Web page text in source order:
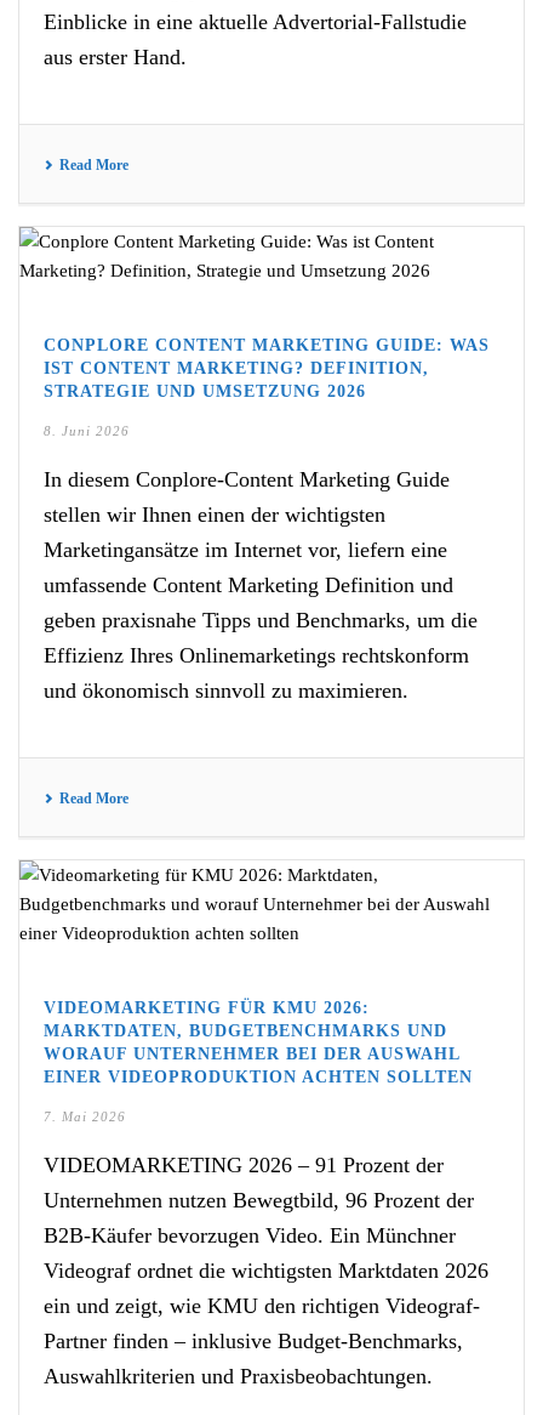
Einblicke in eine aktuelle Advertorial-Fallstudie
aus erster Hand.
Read More
CONPLORE CONTENT MARKETING GUIDE: WAS
IST CONTENT MARKETING? DEFINITION,
STRATEGIE UND UMSETZUNG 2026
8. Juni 2026
In diesem Conplore-Content Marketing Guide
stellen wir Ihnen einen der wichtigsten
Marketingansätze im Internet vor, liefern eine
umfassende Content Marketing Definition und
geben praxisnahe Tipps und Benchmarks, um die
Effizienz Ihres Onlinemarketings rechtskonform
und ökonomisch sinnvoll zu maximieren.
Read More
VIDEOMARKETING FÜR KMU 2026:
MARKTDATEN, BUDGETBENCHMARKS UND
WORAUF UNTERNEHMER BEI DER AUSWAHL
EINER VIDEOPRODUKTION ACHTEN SOLLTEN
7. Mai 2026
VIDEOMARKETING 2026 – 91 Prozent der
Unternehmen nutzen Bewegtbild, 96 Prozent der
B2B-Käufer bevorzugen Video. Ein Münchner
Videograf ordnet die wichtigsten Marktdaten 2026
ein und zeigt, wie KMU den richtigen Videograf-
Partner finden – inklusive Budget-Benchmarks,
Auswahlkriterien und Praxisbeobachtungen.